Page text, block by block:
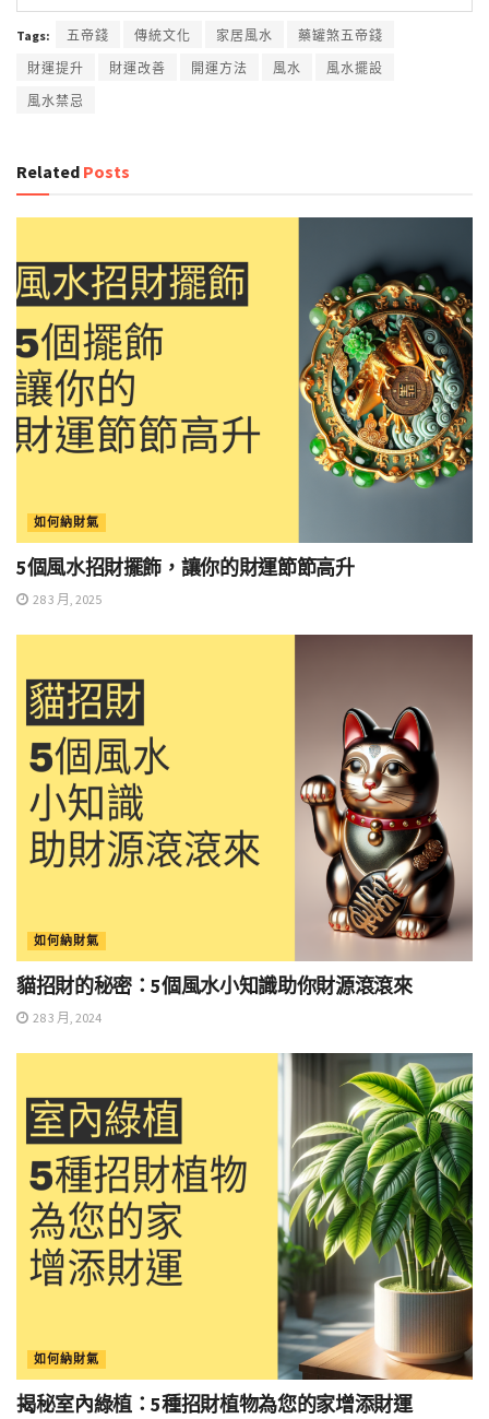
Tags: 五帝錢 傳統文化 家居風水
藥罐煞五帝錢
財運提升
財運改善 開運方法 風水
風水擺設
風水禁忌
Related Posts
如何納財氣
5個風水招財擺飾，讓你的財運節節高升
28 3 月, 2025
如何納財氣
貓招財的秘密：5個風水小知識助你財源滾滾來
28 3 月, 2024
如何納財氣
揭秘室內綠植：5種招財植物為您的家增添財運